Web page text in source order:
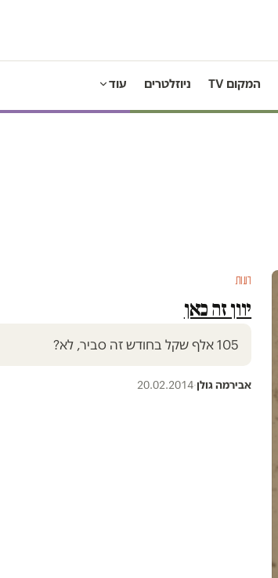
המקום TV ניוזלטרים עוד
דעות
יוון זה כאן
105 אלף שקל בחודש זה סביר, לא?
אבירמה גולן·
20.02.2014